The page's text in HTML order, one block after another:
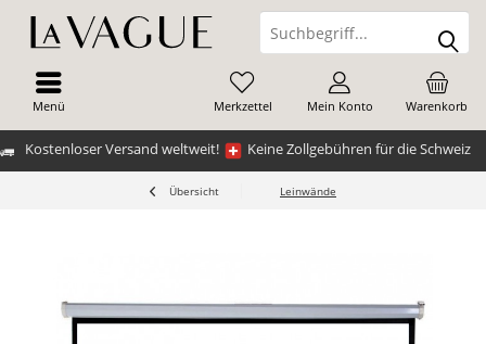
Kostenloser Versand weltweit! Keine Zollgebühren für die Schweiz
Menü Warenkorb
Merkzettel Mein Konto
Übersicht Leinwände